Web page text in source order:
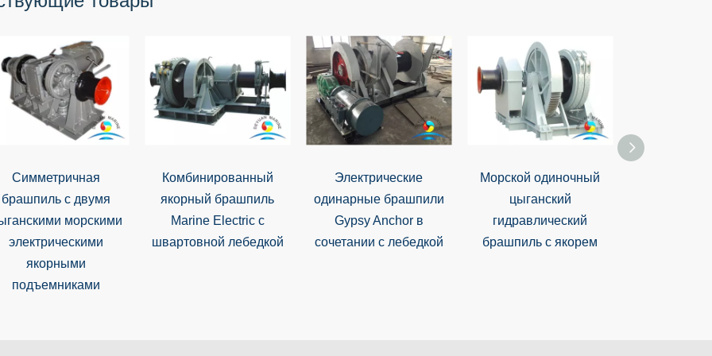
Симметричная
брашпиль с двумя
морскими
электрическими
якорными
подъемниками
Комбинированный
якорный брашпиль
Marine Electric с
швартовной лебедкой
Электрические
одинарные брашпили
Gypsy Anchor в
сочетании с лебедкой
Морской одиночный
цыганский
гидравлический
брашпиль с якорем